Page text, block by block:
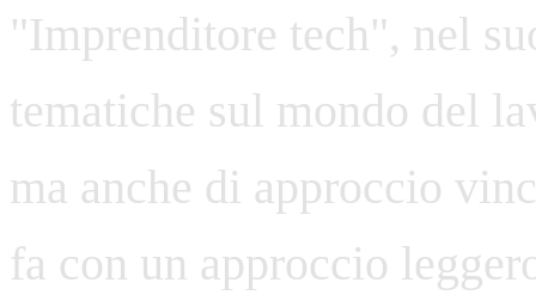
"Imprenditore tech", nel
tematiche sul mondo del
ma anche di approccio
fa con un approccio